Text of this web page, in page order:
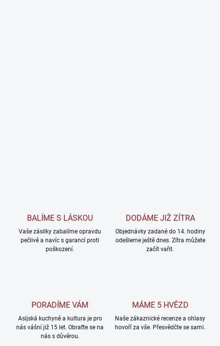
BALÍME S LÁSKOU
Vaše zásilky zabalíme opravdu
pečlivě a navíc s garancí proti
poškození.
DODÁME JIŽ ZÍTRA
Objednávky zadané do 14. hodiny
odešleme ještě dnes. Zítra můžete
začít vařit.
PORADÍME VÁM
Asijská kuchyně a kultura je pro
nás vášní již 15 let. Obraťte se na
nás s důvěrou.
MÁME 5 HVĚZD
Naše zákaznické recenze a ohlasy
hovoří za vše. Přesvědčte se sami.